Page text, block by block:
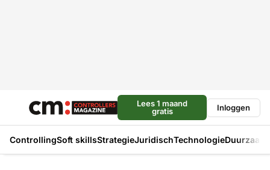
Lees 1 maand
gratis
Inloggen
ControllingSoft skillsStrategieJuridischTechnologie